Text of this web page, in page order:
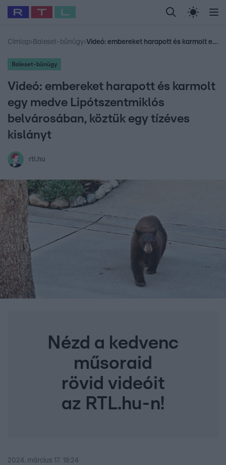
Legfrissebb RTL Híradó Randi Celeb vagyok,
Babits Marcella Most Wanted Gallusz
Címlap› Baleset-bűnügy› Videó: embereket harapott és karmolt egy medve Lipótszentmiklós belvárosában, köztük egy tízéves kislányt
Baleset-bűnügy
Videó: embereket harapott és karmolt
egy medve Lipótszentmiklós
belvárosában, köztük egy tízéves
kislányt
rtl.hu
Nézd a kedvenc
műsoraid
rövid videóit
az RTL.hu-n!
2024. március 17. 18:24